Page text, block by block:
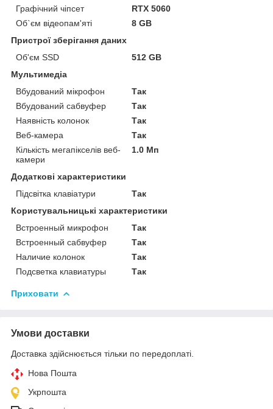
Графічний чіпсет
RTX 5060
Об`єм відеопам'яті
8 GB
Пристрої зберігання даних
Об'єм SSD
512 GB
Мультимедіа
Вбудований мікрофон
Так
Вбудований сабвуфер
Так
Наявність колонок
Так
Веб-камера
Так
Кількість мегапікселів веб-
камери
1.0 Мп
Додаткові характеристики
Підсвітка клавіатури
Так
Користувальницькі характеристики
Встроенный микрофон
Так
Встроенный сабвуфер
Так
Наличие колонок
Так
Подсветка клавиатуры
Так
Приховати
Умови доставки
Доставка здійснюється тільки по передоплаті.
Нова Пошта
Укрпошта